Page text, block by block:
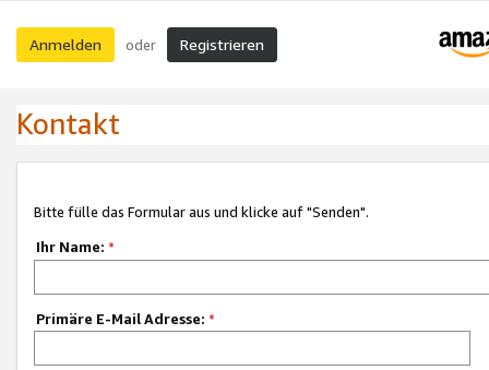
Anmelden oder Registrieren
Kontakt
Bitte fülle das Formular aus und klicke auf "Senden".
Ihr Name: *
Primäre E-Mail Adresse: *